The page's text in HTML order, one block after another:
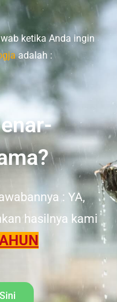
ketika Anda ingin
adalah :
: YA,
hasilnya kami